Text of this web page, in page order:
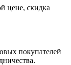
цене, скидка
покупателей